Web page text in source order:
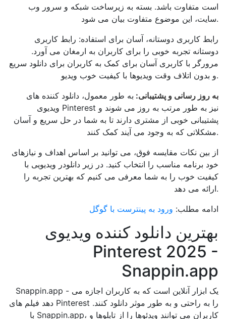
است متفاوت باشد. بسته به زیرساخت شبکه و سرور وب
سایت، این موضوع متفاوت بیان می شود.
رابط کاربری دوستانه، آسان برای استفاده: رابط کاربری
دوستانه تجربه خوبی را برای کاربران به ارمغان می آورد.
مرورگر با کاربری آسان برای کمک به کاربران برای دانلود سریع
و بدون اتلاف وقت ویدیوها با کیفیت خوب ویدیو.
به روز رسانی و پشتیبانی: به طور معمول، دانلود کننده های
ویدیوی Pinterest نیز به طور مرتب به روز می شوند و
پشتیبانی خوبی از مشتری دارند تا به شما در حل سریع و آسان
مشکلاتی که به وجود می آیند کمک کنند.
از بین نکات مقایسه فوق، می توانید بر اساس اهداف و نیازهای
خود برنامه مناسب را انتخاب کنید. در زیر دانلودر ویدیویی با
کیفیت خوب را به شما معرفی می کنیم که بهترین تجربه را
ارائه می دهد.
ادامه مطلب: ورود به پینترست با گوگل
بهترین دانلود کننده ویدیوی
Pinterest 2025 -
Snappin.app
Snappin.app - یک ابزار آنلاین است که به کاربران اجازه می
دهد فیلم های Pinterest را به راحتی و به طور موثر دانلود کنند.
با Snappin.app، کاربران می توانند ویدئوها را از تابلوها و